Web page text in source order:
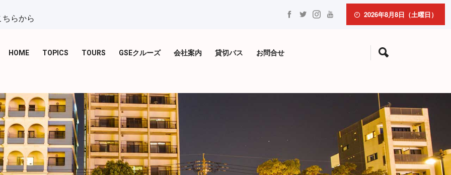
らから 2026年8月8日（土曜日）
HOME TOPICS TOURS GSEクルーズ 会社案内 貸切バス お問合せ